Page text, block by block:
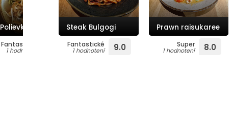
Polievka
Fantastické
1 hodnotení
Steak Bulgogi
Fantastické
1 hodnotení 9.0
Prawn raisukaree
Super
1 hodnotení 8.0